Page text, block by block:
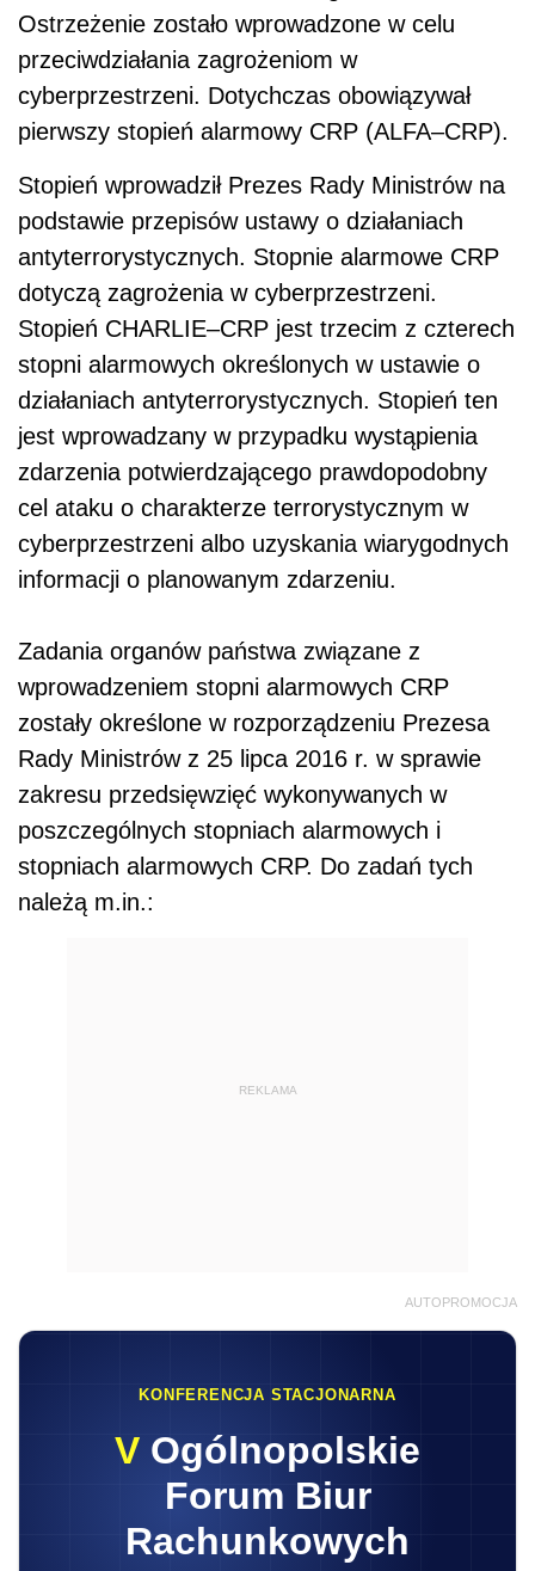
Ostrzeżenie zostało wprowadzone w celu
przeciwdziałania zagrożeniom w
cyberprzestrzeni. Dotychczas obowiązywał
pierwszy stopień alarmowy CRP (ALFA–CRP).
Stopień wprowadził Prezes Rady Ministrów na
podstawie przepisów ustawy o działaniach
antyterrorystycznych. Stopnie alarmowe CRP
dotyczą zagrożenia w cyberprzestrzeni.
Stopień CHARLIE–CRP jest trzecim z czterech
stopni alarmowych określonych w ustawie o
działaniach antyterrorystycznych. Stopień ten
jest wprowadzany w przypadku wystąpienia
zdarzenia potwierdzającego prawdopodobny
cel ataku o charakterze terrorystycznym w
cyberprzestrzeni albo uzyskania wiarygodnych
informacji o planowanym zdarzeniu.
Zadania organów państwa związane z
wprowadzeniem stopni alarmowych CRP
zostały określone w rozporządzeniu Prezesa
Rady Ministrów z 25 lipca 2016 r. w sprawie
zakresu przedsięwzięć wykonywanych w
poszczególnych stopniach alarmowych i
stopniach alarmowych CRP. Do zadań tych
należą m.in.:
REKLAMA
AUTOPROMOCJA
KONFERENCJA STACJONARNA
V Ogólnopolskie
Forum Biur
Rachunkowych